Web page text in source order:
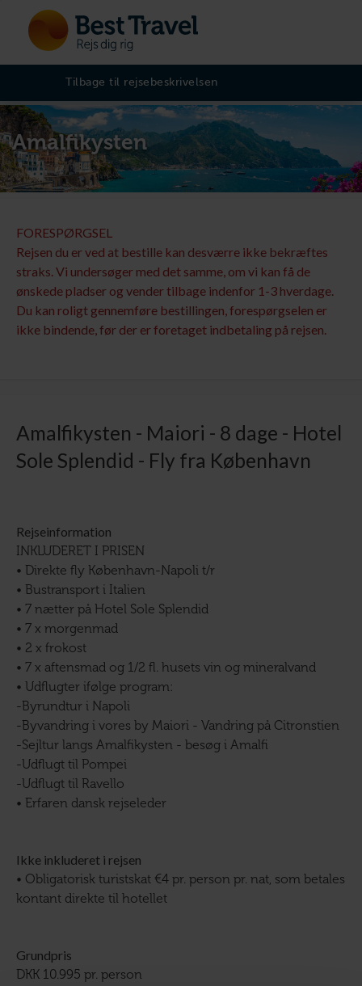
Tilbage til rejsebeskrivelsen
Amalfikysten
FORESPØRGSEL
Rejsen du er ved at bestille kan desværre ikke bekræftes
straks. Vi undersøger med det samme, om vi kan få de
ønskede pladser og vender tilbage indenfor 1-3 hverdage.
Du kan roligt gennemføre bestillingen, forespørgselen er
ikke bindende, før der er foretaget indbetaling på rejsen.
Amalfikysten - Maiori - 8 dage - Hotel
Sole Splendid - Fly fra København
Rejseinformation
INKLUDERET I PRISEN
• Direkte fly København-Napoli t/r
• Bustransport i Italien
• 7 nætter på Hotel Sole Splendid
• 7 x morgenmad
• 2 x frokost
• 7 x aftensmad og 1/2 fl. husets vin og mineralvand
• Udflugter ifølge program:
-Byrundtur i Napoli
-Byvandring i vores by Maiori - Vandring på Citronstien
-Sejltur langs Amalfikysten - besøg i Amalfi
-Udflugt til Pompei
-Udflugt til Ravello
• Erfaren dansk rejseleder
Ikke inkluderet i rejsen
• Obligatorisk turistskat €4 pr. person pr. nat, som betales
kontant direkte til hotellet
Grundpris
DKK 10.995 pr. person